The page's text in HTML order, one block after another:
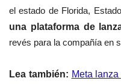
el estado de Florida,
una plataforma de
revés para la compañía en
Lea también: Meta